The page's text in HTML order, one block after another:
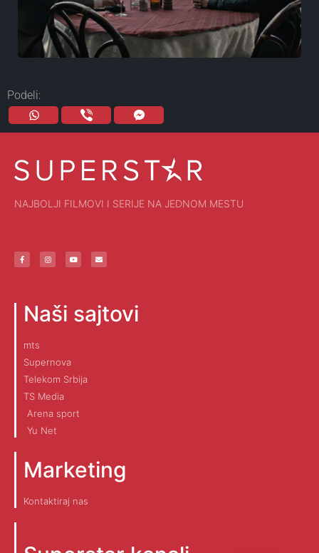
Podeli:
NAJBOLJI FILMOVI I SERIJE NA JEDNOM MESTU
Naši sajtovi
mts
Supernova
Telekom Srbija
TS Media
Arena sport
Yu Net
Marketing
Kontaktiraj nas